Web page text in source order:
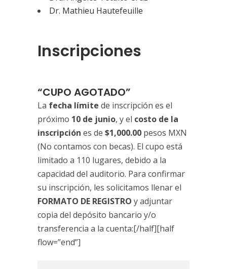
Dr. Mathieu Hautefeuille
Inscripciones
“CUPO AGOTADO”
La fecha límite de inscripción es el
próximo 10 de junio, y el costo de la
inscripción es de $1,000.00 pesos MXN
(No contamos con becas). El cupo está
limitado a 110 lugares, debido a la
capacidad del auditorio. Para confirmar
su inscripción, les solicitamos llenar el
FORMATO DE REGISTRO y adjuntar
copia del depósito bancario y/o
transferencia a la cuenta:[/half][half
flow=”end”]